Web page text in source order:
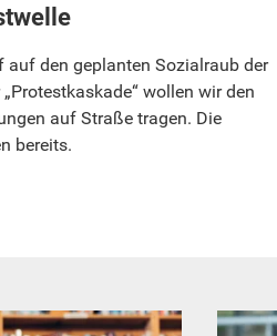
den geplanten Sozialraub der
wollen wir den
auf Straße tragen. Die
bereits.